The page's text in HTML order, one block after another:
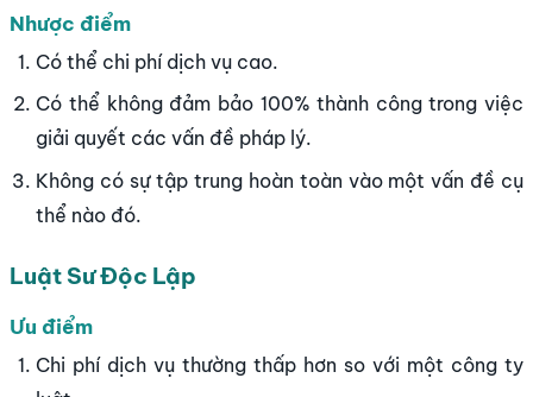
Nhược điểm
Có thể chi phí dịch vụ cao.
Có thể không đảm bảo 100% thành công trong việc
giải quyết các vấn đề pháp lý.
Không có sự tập trung hoàn toàn vào một vấn đề cụ
thể nào đó.
Luật Sư Độc Lập
Ưu điểm
Chi phí dịch vụ thường thấp hơn so với một công ty